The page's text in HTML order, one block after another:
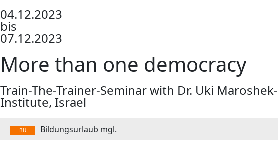
04.12.2023
bis
07.12.2023
More than one democracy
Train-The-Trainer-Seminar with Dr. Uki
Institute, Israel
BU Bildungsurlaub mgl.